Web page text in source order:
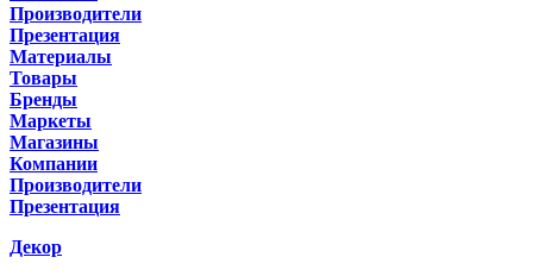
Производители
Презентация
Материалы
Товары
Бренды
Маркеты
Магазины
Компании
Производители
Презентация
Декор